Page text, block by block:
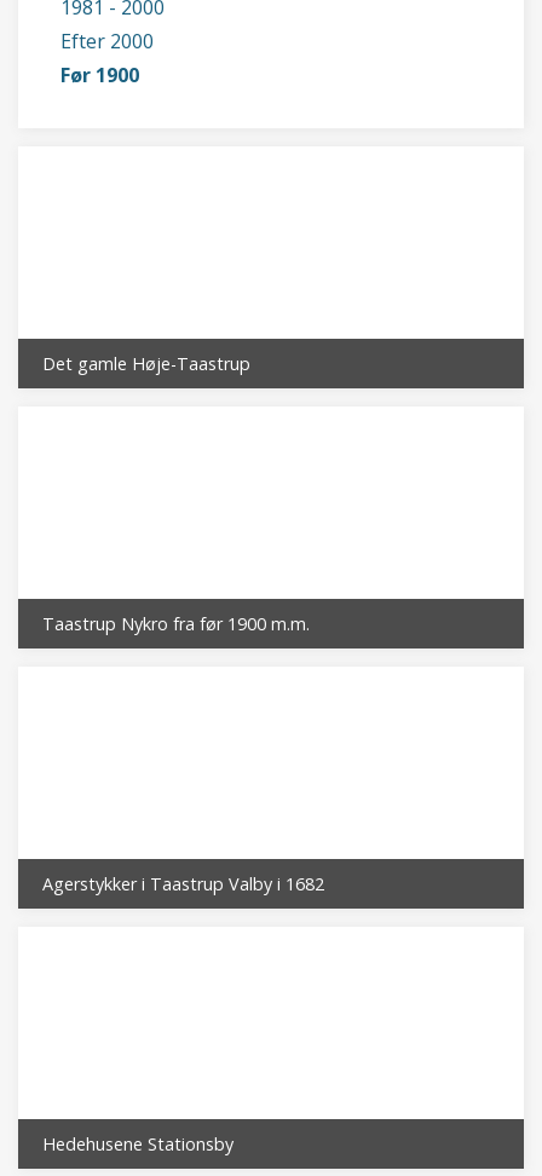
1981 - 2000
Efter 2000
Før 1900
Det gamle Høje-Taastrup
Taastrup Nykro fra før 1900 m.m.
Agerstykker i Taastrup Valby i 1682
Hedehusene Stationsby